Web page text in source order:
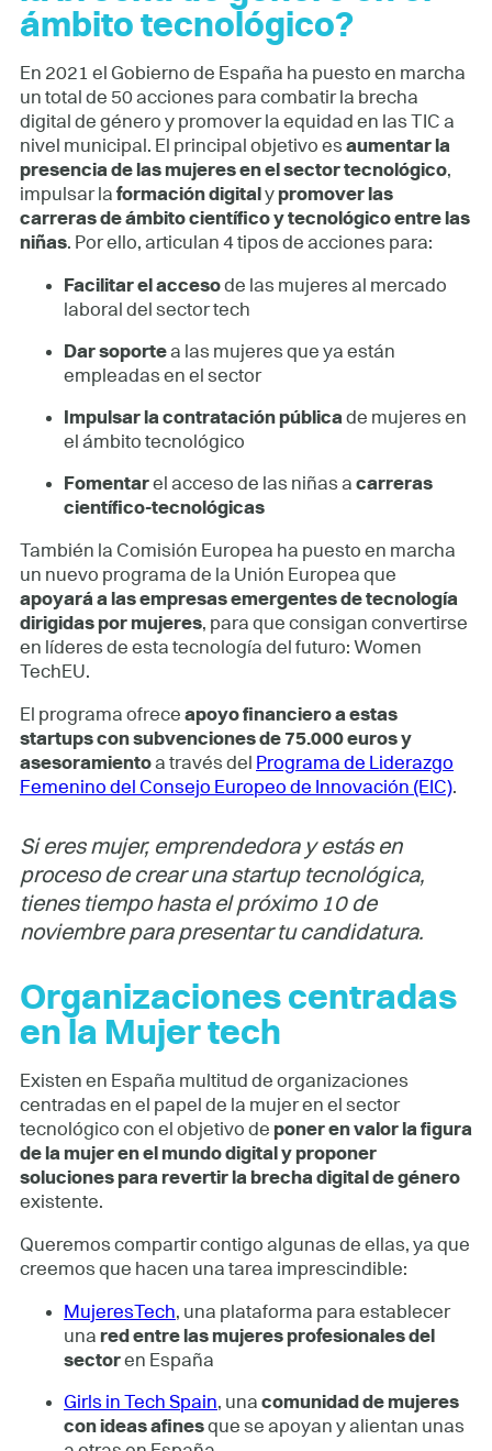
ámbito tecnológico?
En 2021 el Gobierno de España ha puesto en marcha
un total de 50 acciones para combatir la brecha
digital de género y promover la equidad en las TIC a
nivel municipal. El principal objetivo es aumentar la
presencia de las mujeres en el sector tecnológico,
impulsar la formación digital ypromover las
carreras de ámbito científico y tecnológico entre las
niñas. Por ello, articulan 4 tipos de acciones para:
Facilitar el accesode las mujeres al mercado
laboral del sector tech
Dar soportea las mujeres que ya están
empleadas en el sector
Impulsar la contratación pública de mujeres en
el ámbito tecnológico
Fomentarel acceso de las niñas a carreras
científico-tecnológicas
También la Comisión Europea ha puesto en marcha
un nuevo programa de la Unión Europea que
apoyará a las empresas emergentes de tecnología
dirigidas por mujeres, para que consigan convertirse
en líderes de esta tecnología del futuro: Women
TechEU.
El programa ofrece apoyo financiero a estas
startups con subvenciones de 75.000 euros y
asesoramientoa través del Programa de Liderazgo
Femenino del Consejo Europeo de Innovación (EIC).
Si eres mujer, emprendedora y estás en
proceso de crear una startup tecnológica,
tienes tiempo hasta el próximo 10 de
noviembre para presentar tu candidatura.
Organizaciones centradas
en la Mujer tech
Existen en España multitud de organizaciones
centradas en el papel de la mujer en el sector
tecnológico con el objetivo de poner en valor la figura
de la mujer en el mundo digital y proponer
soluciones para revertir la brecha digital de género
existente.
Queremos compartir contigo algunas de ellas, ya que
creemos que hacen una tarea imprescindible:
MujeresTech, una plataforma para establecer
una red entre las mujeres profesionales del
sectoren España
Girls in Tech Spain, una comunidad de mujeres
con ideas afinesque se apoyan y alientan unas